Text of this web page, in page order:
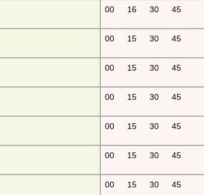
00 16 30 45
00 15 30 45
00 15 30 45
00 15 30 45
00 15 30 45
00 15 30 45
00 15 30 45